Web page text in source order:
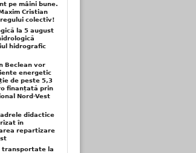
pe mâini bune.
Cristian
colectiv!
la 5 august
hidrografic
Beclean vor
energetic
de peste 5,3
finanțată prin
Nord-Vest
didactice
în
repartizare
transportate la